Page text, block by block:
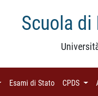
Scuola di
Esami di Stato (current)
CPDS